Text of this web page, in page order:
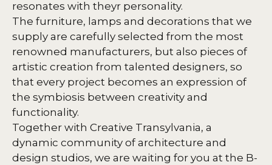
resonates with theyr personality.
The furniture, lamps and decorations that we
supply are carefully selected from the most
renowned manufacturers, but also pieces of
artistic creation from talented designers, so
that every project becomes an expression of
the symbiosis between creativity and
functionality.
Together with Creative Transylvania, a
dynamic community of architecture and
design studios, we are waiting for you at the B-